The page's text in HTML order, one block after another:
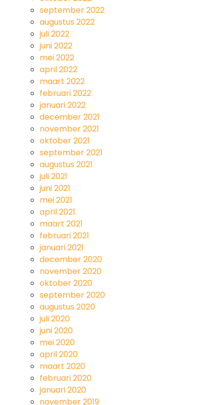
september 2022
augustus 2022
juli 2022
juni 2022
mei 2022
april 2022
maart 2022
februari 2022
januari 2022
december 2021
november 2021
oktober 2021
september 2021
augustus 2021
juli 2021
juni 2021
mei 2021
april 2021
maart 2021
februari 2021
januari 2021
december 2020
november 2020
oktober 2020
september 2020
augustus 2020
juli 2020
juni 2020
mei 2020
april 2020
maart 2020
februari 2020
januari 2020
november 2019